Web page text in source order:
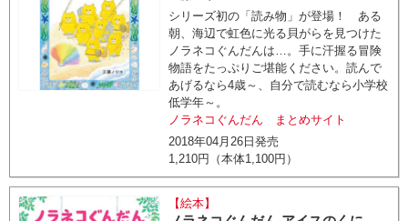
シリーズ初の「読み物」が登場！ ある
朝、海辺で虹色に光る貝がらを見つけた
ノラネコぐんだんは…。手に汗握る冒険
物語をたっぷりご堪能ください。読んで
あげるなら4歳～、自分で読むなら小学校
低学年～。
ノラネコぐんだん まとめサイト
2018年04月26日発売
1,210円（本体1,100円）
【絵本】